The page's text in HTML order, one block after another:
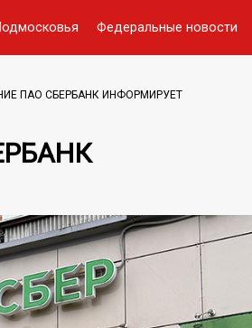
Федеральные новости
ПАО СБЕРБАНК ИНФОРМИРУЕТ